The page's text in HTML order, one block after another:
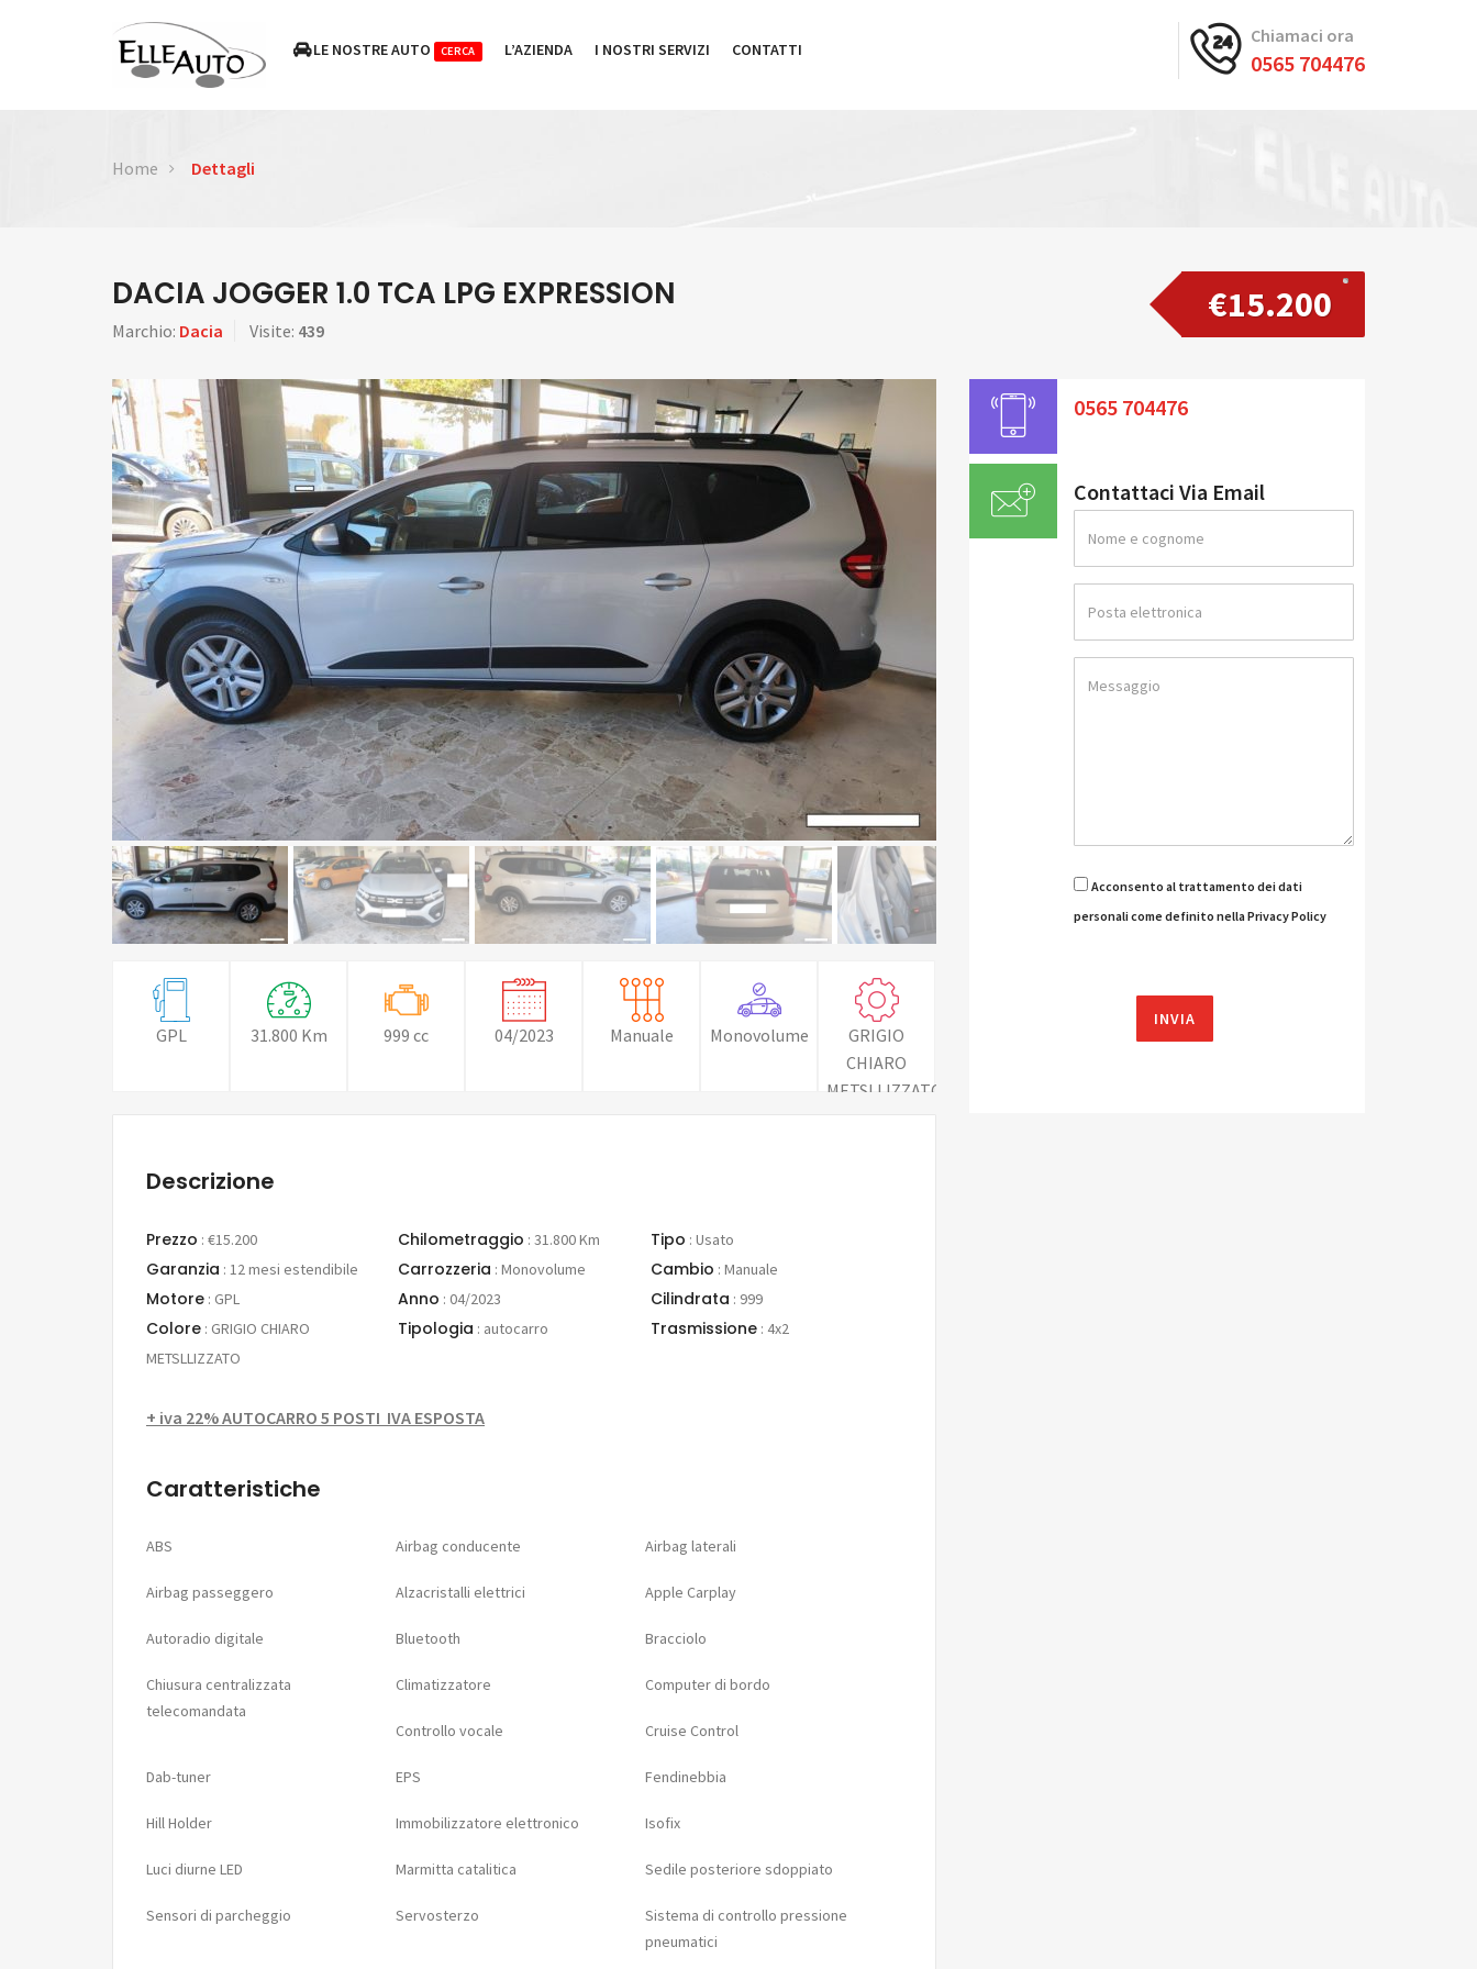
LE NOSTRE AUTO CERCA L’AZIENDA I NOSTRI SERVIZI CONTATTI
Chiamaci ora
0565 704476
Home Dettagli
DACIA JOGGER 1.0 TCA LPG EXPRESSION
Marchio: Dacia Visite: 439
€15.200
GPL 31.800 Km 999 cc 04/2023 Manuale Monovolume
GRIGIO
CHIARO
METSLLIZZATO
Descrizione
Prezzo : €15.200 Chilometraggio : 31.800 Km Tipo : Usato
Garanzia : 12 mesi estendibile Carrozzeria : Monovolume Cambio : Manuale
Motore : GPL Anno : 04/2023 Cilindrata : 999
Colore : GRIGIO CHIARO
METSLLIZZATO
Tipologia : autocarro Trasmissione: 4x2
+ iva 22% AUTOCARRO 5 POSTI IVA ESPOSTA
Caratteristiche
ABS Airbag conducente Airbag laterali
Airbag passeggero Alzacristalli elettrici Apple Carplay
Autoradio digitale Bluetooth Bracciolo
Chiusura centralizzata
telecomandata
Climatizzatore Computer di bordo
Controllo vocale Cruise Control
Dab-tuner EPS Fendinebbia
Hill Holder Immobilizzatore elettronico Isofix
Luci diurne LED Marmitta catalitica Sedile posteriore sdoppiato
Sensori di parcheggio Servosterzo
Sistema di controllo pressione
pneumatici
0565 704476
Contattaci Via Email
Acconsento al trattamento dei dati
personali come definito nella Privacy Policy